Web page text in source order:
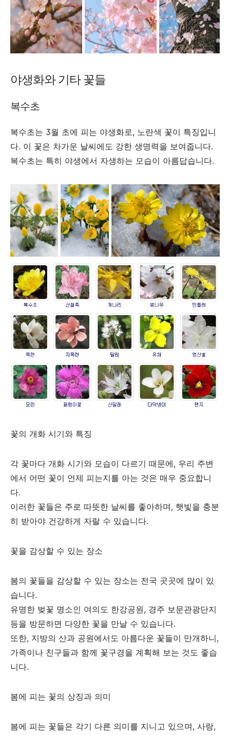
야생화와 기타 꽃들
복수초
복수초는 3월 초에 피는 야생화로, 노란색 꽃이 특징입니
다. 이 꽃은 차가운 날씨에도 강한 생명력을 보여줍니다.
복수초는 특히 야생에서 자생하는 모습이 아름답습니다.
꽃의 개화 시기와 특징
각 꽃마다 개화 시기와 모습이 다르기 때문에, 우리 주변
에서 어떤 꽃이 언제 피는지를 아는 것은 매우 중요합니
다.
이러한 꽃들은 주로 따뜻한 날씨를 좋아하며, 햇빛을 충분
히 받아야 건강하게 자랄 수 있습니다.
꽃을 감상할 수 있는 장소
봄의 꽃들을 감상할 수 있는 장소는 전국 곳곳에 많이 있
습니다.
유명한 벚꽃 명소인 여의도 한강공원, 경주 보문관광단지
등을 방문하면 다양한 꽃을 만날 수 있습니다.
또한, 지방의 산과 공원에서도 아름다운 꽃들이 만개하니,
가족이나 친구들과 함께 꽃구경을 계획해 보는 것도 좋습
니다.
봄에 피는 꽃의 상징과 의미
봄에 피는 꽃들은 각기 다른 의미를 지니고 있으며, 사랑,